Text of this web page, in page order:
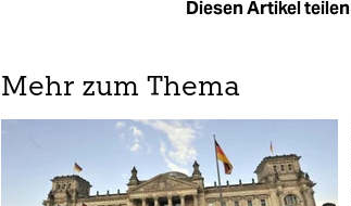
Diesen Artikel teilen
Mehr zum Thema